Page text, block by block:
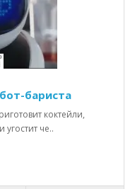
бариста
коктейли,
че..